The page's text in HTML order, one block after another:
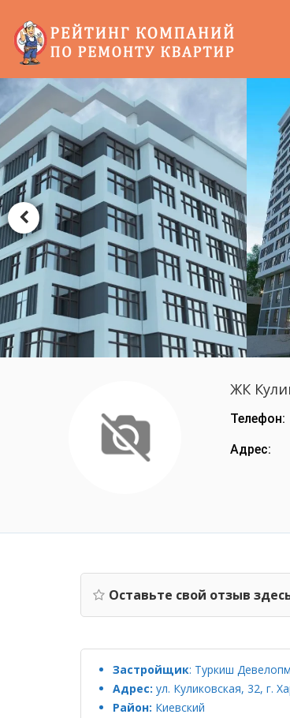
ЖК
Телефон:
Адрес:
Оставьте свой отзыв
Застройщик: Туркиш
Адрес: ул. Куликовская, 32, г.
Район: Киевский